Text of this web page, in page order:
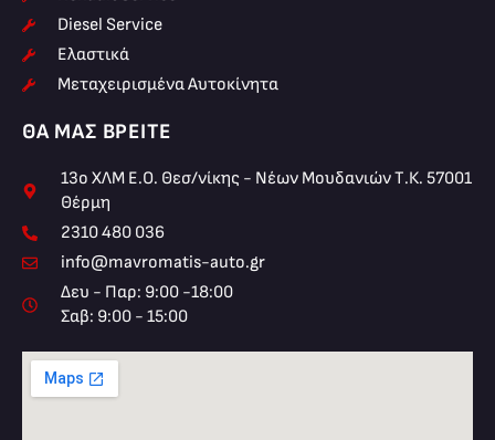
Diesel Service
Ελαστικά
Μεταχειρισμένα Αυτοκίνητα
ΘΑ ΜΑΣ ΒΡΕΊΤΕ
13ο ΧΛΜ Ε.Ο. Θεσ/νίκης - Νέων Μουδανιών Τ.Κ. 57001
Θέρμη
2310 480 036
info@mavromatis-auto.gr
Δευ - Παρ: 9:00 -18:00
Σαβ: 9:00 - 15:00